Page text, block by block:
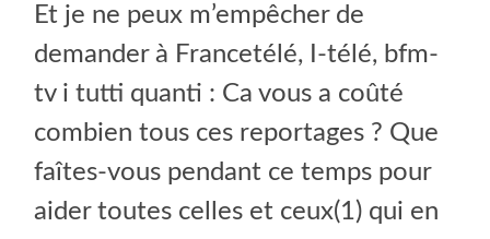
Et je ne peux m’empêcher de
demander à Francetélé, I-télé, bfm-
tv i tutti quanti : Ca vous a coûté
combien tous ces reportages ? Que
faîtes-vous pendant ce temps pour
aider toutes celles et ceux(1) qui en